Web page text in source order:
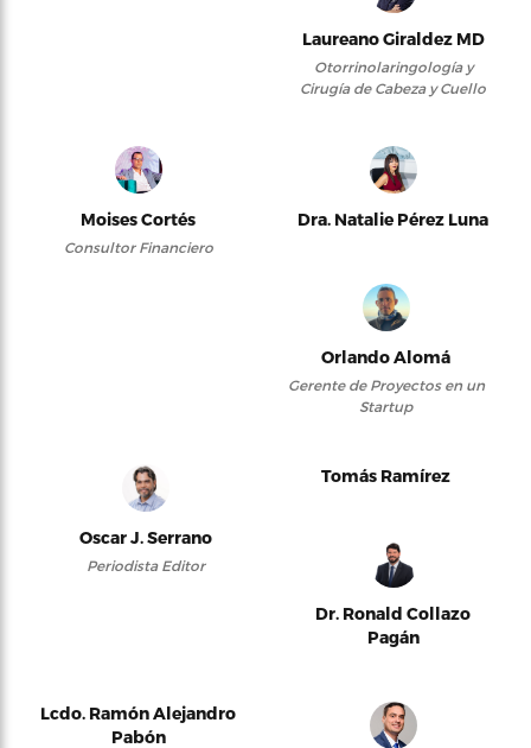
Laureano Giraldez MD
Otorrinolaringología y
Cirugía de Cabeza y Cuello
Moises Cortés
Consultor Financiero
Dra. Natalie Pérez Luna
Orlando Alomá
Gerente de Proyectos en un
Startup
Oscar J. Serrano
Periodista Editor
Tomás Ramírez
Dr. Ronald Collazo
Pagán
Lcdo. Ramón Alejandro
Pabón